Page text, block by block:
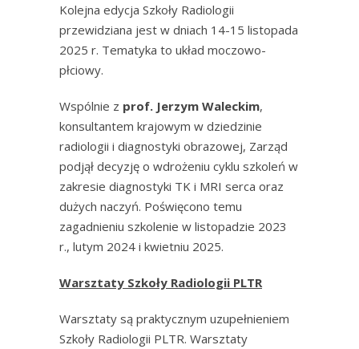
Kolejna edycja Szkoły Radiologii
przewidziana jest w dniach 14-15 listopada
2025 r. Tematyka to układ moczowo-
płciowy.
Wspólnie z prof. Jerzym Waleckim,
konsultantem krajowym w dziedzinie
radiologii i diagnostyki obrazowej, Zarząd
podjął decyzję o wdrożeniu cyklu szkoleń w
zakresie diagnostyki TK i MRI serca oraz
dużych naczyń. Poświęcono temu
zagadnieniu szkolenie w listopadzie 2023
r., lutym 2024 i kwietniu 2025.
Warsztaty Szkoły Radiologii PLTR
Warsztaty są praktycznym uzupełnieniem
Szkoły Radiologii PLTR. Warsztaty